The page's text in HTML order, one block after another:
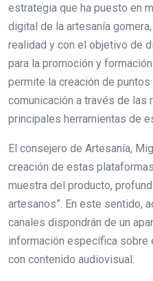
estrategia que ha puesto en
digital de la artesanía
realidad y con el objetivo de
para la promoción y
permite la creación de
comunicación a través de las
principales herramientas de
El consejero de Artesanía,
creación de estas
muestra del producto,
artesanos”. En este sentido,
canales dispondrán de un
información específica sobre
con contenido audiovisual.